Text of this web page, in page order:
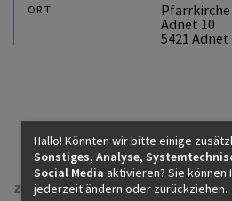
ORT
Adnet 10
5421 Adnet
zurück
Hallo! Könnten wir bitte einige
Sonstiges, Analyse,
Social Media aktivieren? Sie
jederzeit ändern oder zurückziehen.